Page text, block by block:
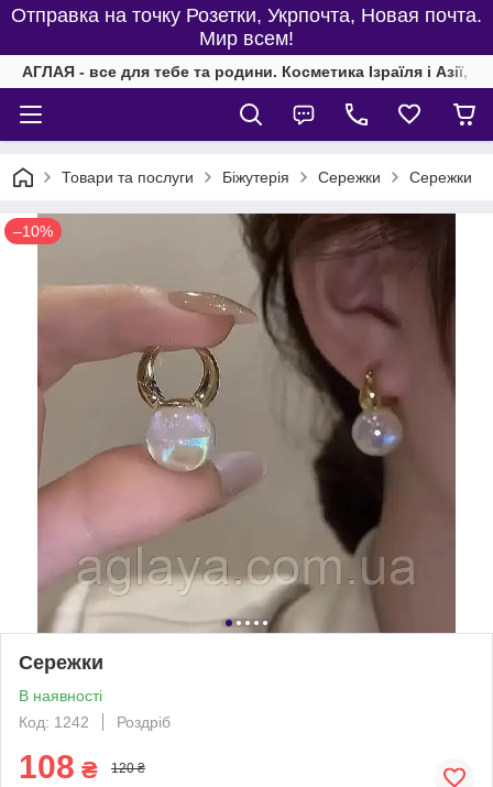
Отправка на точку Розетки, Укрпочта, Новая почта.
Мир всем!
АГЛАЯ - все для тебе та родини. Косметика Ізраїля і Азії,
Товари та послуги Біжутерія Сережки Сережки
–10%
Сережки
В наявності
Код: 1242
Роздріб
108 ₴ 120 ₴